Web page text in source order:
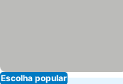
Escolha popular